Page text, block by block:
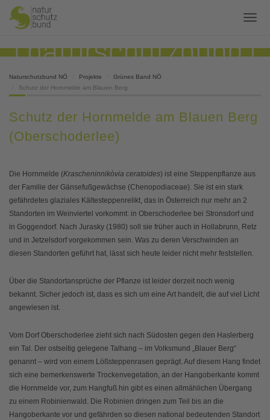
Naturschutzbund NÖ Projekte
Grünes Band NÖ
Schutz der Hornmelde am Blauen Berg
Schutz der Hornmelde am Blauen Berg
(Oberschoderlee)
Die Hornmelde (Krascheninnikòvia ceratoides) ist eine Steppenpflanze aus
der Familie der Gänsefußgewächse (Chenopodiaceae). Sie ist ein stark
gefährdetes glaziales Kältesteppenrelikt, das in Österreich nur mehr an 2
Standorten im Weinviertel vorkommt: in Oberschoderlee bei Stronsdorf und
in Goggendorf. Nach Jurasky (1980) soll sie früher auch in Hollabrunn, Retz
und in Jetzelsdorf vorgekommen sein. Was zu deren Verschwinden an
diesen Standorten geführt hat, lässt sich heute leider nicht mehr feststellen.
Über die Standortansprüche der Pflanze ist leider derzeit noch wenig
bekannt. Sicher jedoch ist, dass es sich um eine Art handelt, die auf viel Licht
angewiesen ist.
Vom Dorf Oberschoderlee zieht sich nach Südosten gegen den Haslerberg
ein Tal. Der ostseitig gelegene Talhang – im Volksmund „Blauer Berg“
genannt – wird von einem Lößsteppenrasen geprägt. Auf diesem Hang findet
sich eine bemerkenswerte Trockenvegetation, an der Hangoberkante kommt
die Hornmelde vor, zum Hangfuß hin gibt es einen allmählichen Übergang
zu einem Robinienwald. Die Robinien dringen zum Teil bis an die
Hangoberkante vor und gefährden so diesen national bedeutenden Standort